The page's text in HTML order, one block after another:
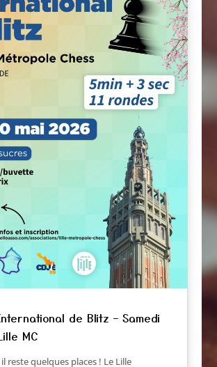
de Blitz – Samedi
MC
reste quelques places ! Le Lille